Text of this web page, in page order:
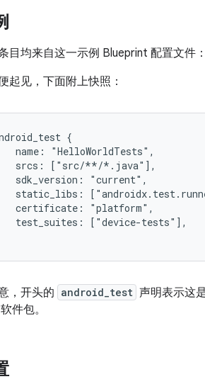
目均来自这一示例 Blueprint 配置文件：
起见，下面附上快照：
{
name: "HelloWorldTests",
srcs: ["src/**/*.java"],
sdk_version: "current",
static_libs:
certificate: "platform",
test_suites: ["device-tests"],
，开头的 android_test 声明表示这
件包。